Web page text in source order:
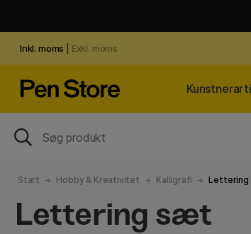
Inkl. moms Exkl. moms
Start Hobby & Kreativitet Kalligrafi
Lettering sæt